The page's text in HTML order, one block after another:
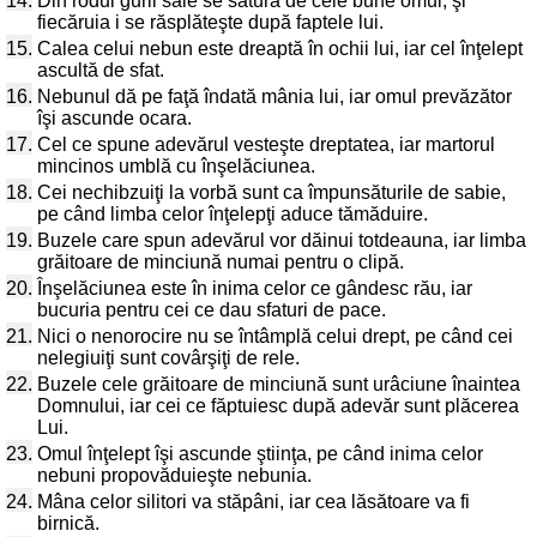
fiecăruia i se răsplăteşte după faptele lui.
15. Calea celui nebun este dreaptă în ochii lui, iar cel înţelept
ascultă de sfat.
16. Nebunul dă pe faţă îndată mânia lui, iar omul prevăzător
îşi ascunde ocara.
17. Cel ce spune adevărul vesteşte dreptatea, iar martorul
mincinos umblă cu înşelăciunea.
18. Cei nechibzuiţi la vorbă sunt ca împunsăturile de sabie,
pe când limba celor înţelepţi aduce tămăduire.
19. Buzele care spun adevărul vor dăinui totdeauna, iar limba
grăitoare de minciună numai pentru o clipă.
20. Înşelăciunea este în inima celor ce gândesc rău, iar
bucuria pentru cei ce dau sfaturi de pace.
21. Nici o nenorocire nu se întâmplă celui drept, pe când cei
nelegiuiţi sunt covârşiţi de rele.
22. Buzele cele grăitoare de minciună sunt urâciune înaintea
Domnului, iar cei ce făptuiesc după adevăr sunt plăcerea
Lui.
23. Omul înţelept îşi ascunde ştiinţa, pe când inima celor
nebuni propovăduieşte nebunia.
24. Mâna celor silitori va stăpâni, iar cea lăsătoare va fi
birnică.